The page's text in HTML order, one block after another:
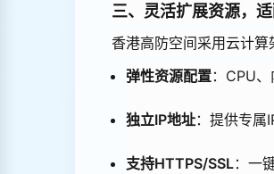
三、灵活扩展资源，
香港高防空间采用云计算
弹性资源配置：CPU
独立IP地址：提供专属
支持HTTPS/SSL：一